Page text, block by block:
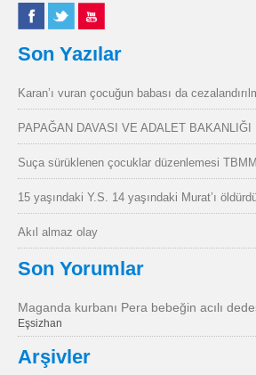
Son Yazılar
Karan’ı vuran çocuğun babası da
PAPAĞAN DAVASI VE ADALET BAKANLIĞI
Suça sürüklenen çocuklar düzenlemesi
15 yaşındaki Y.S. 14 yaşındaki Murat’ı
Akıl almaz olay
Son Yorumlar
Maganda kurbanı Pera bebeğin acılı
Eşsizhan
Arşivler